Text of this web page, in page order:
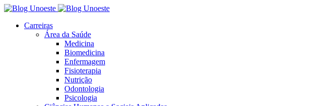
Carreiras
Área da Saúde
Medicina
Biomedicina
Enfermagem
Fisioterapia
Nutrição
Odontologia
Psicologia